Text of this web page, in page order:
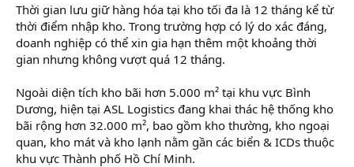
Thời gian lưu giữ hàng hóa tại kho tối đa là 12 tháng kể từ
thời điểm nhập kho. Trong trường hợp có lý do xác đáng,
doanh nghiệp có thể xin gia hạn thêm một khoảng thời
gian nhưng không vượt quá 12 tháng.
Ngoài diện tích kho bãi hơn 5.000 m² tại khu vực Bình
Dương, hiện tại ASL Logistics đang khai thác hệ thống kho
bãi rộng hơn 32.000 m², bao gồm kho thường, kho ngoại
quan, kho mát và kho lạnh nằm gần các biển & ICDs thuộc
khu vực Thành phố Hồ Chí Minh.